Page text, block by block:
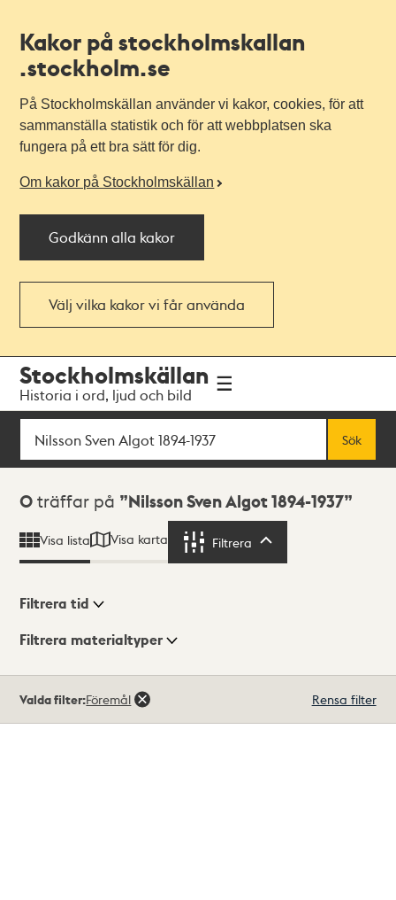
Kakor på stockholmskallan
.stockholm.se
På Stockholmskällan använder vi kakor, cookies, för att
sammanställa statistik och för att webbplatsen ska
fungera på ett bra sätt för dig.
Om kakor på Stockholmskällan
Godkänn alla kakor
Välj vilka kakor vi får använda
navigationen
huvudinnehållet
Stockholmskällan
Historia i ord, ljud och bild
Sök
Sök
Sökresultat
0 träffar på Nilsson Sven Algot 1894-1937
Visa lista Visa karta Filtrera
Visningsläge
Filtrera tid
Filtrera materialtyper
träffar
Valda filter:Föremål Rensa filter